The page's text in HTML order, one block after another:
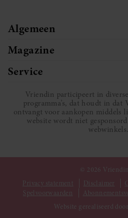
Algemeen
Magazine
Service
Vriendin participeert in
programma’s, dat houdt in dat
ontvangt voor aankopen middels
website wordt niet
webwinkels.
© 2026
Privacy statement
Disclaimer
Spelvoorwaarden
Website gerealiseerd door